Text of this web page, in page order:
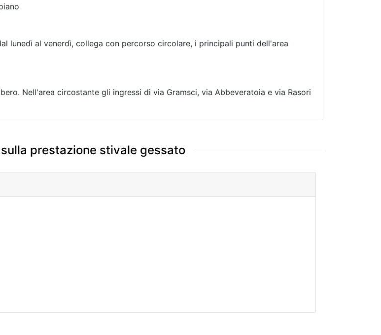
lunedì al venerdì, collega con percorso circolare, i principali punti dell'area
Nell'area circostante gli ingressi di via Gramsci, via Abbeveratoia e via Rasori
prestazione stivale gessato